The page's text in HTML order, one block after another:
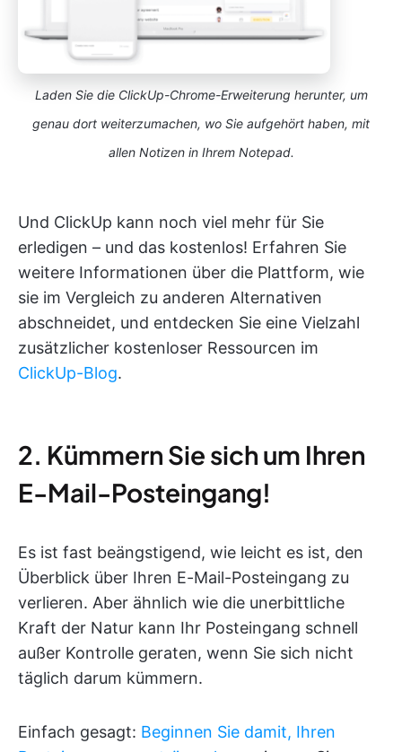
Laden Sie die ClickUp-Chrome-Erweiterung herunter, um
genau dort weiterzumachen, wo Sie aufgehört haben, mit
allen Notizen in Ihrem Notepad.
Und ClickUp kann noch viel mehr für Sie
erledigen – und das kostenlos! Erfahren Sie
weitere Informationen über die Plattform, wie
sie im Vergleich zu anderen Alternativen
abschneidet, und entdecken Sie eine Vielzahl
zusätzlicher kostenloser Ressourcen im
ClickUp-Blog.
2. Kümmern Sie sich um Ihren
E-Mail-Posteingang!
Es ist fast beängstigend, wie leicht es ist, den
Überblick über Ihren E-Mail-Posteingang zu
verlieren. Aber ähnlich wie die unerbittliche
Kraft der Natur kann Ihr Posteingang schnell
außer Kontrolle geraten, wenn Sie sich nicht
täglich darum kümmern.
Einfach gesagt: Beginnen Sie damit, Ihren